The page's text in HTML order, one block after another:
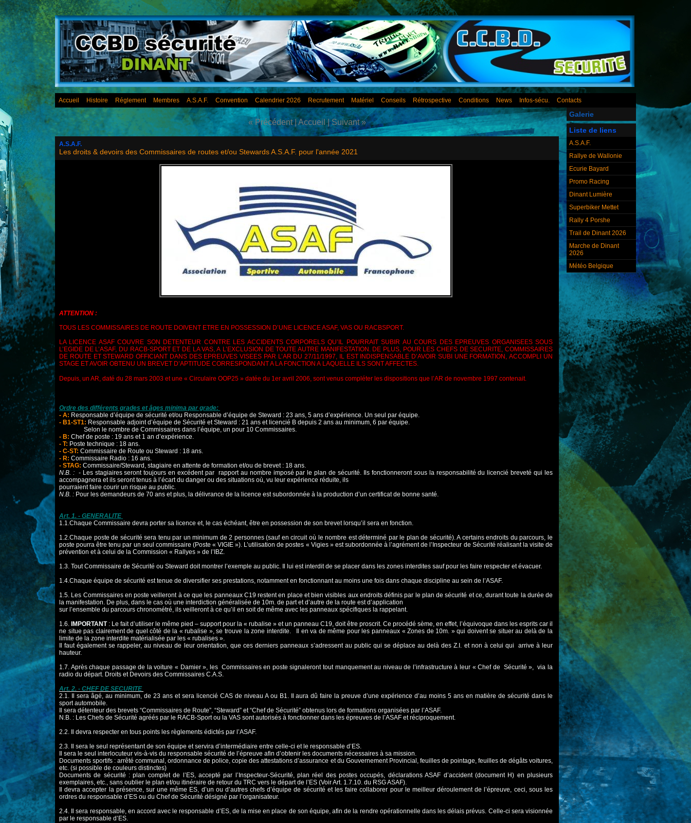
Accueil Histoire Réglement Membres A.S.A.F. Convention Calendrier 2026 Recrutement Matériel Conseils Rétrospective Conditions News Infos-sécu. Contacts
« Précédent |Accueil |Suivant »
A.S.A.F.
Les droits & devoirs des Commissaires de routes et/ou Stewards A.S.A.F. pour l'année 2021
ATTENTION :
TOUS LES COMMISSAIRES DE ROUTE DOIVENT ETRE EN POSSESSION D’UNE LICENCE ASAF, VAS OU RACBSPORT.
LA LICENCE ASAF COUVRE SON DETENTEUR CONTRE LES ACCIDENTS CORPORELS QU’IL POURRAIT SUBIR AUCOURS DES EPREUVES ORGANISEES SOUS
L’EGIDE DE L’ASAF, DU RACB-SPORT ET DE LA VAS, A L’EXCLUSION DE TOUTE AUTRE MANIFESTATION. DE PLUS, POUR LES CHEFS DE SECURITE, COMMISSAIRES
DE ROUTE ET STEWARD OFFICIANT DANS DES EPREUVES VISEES PAR L’AR DU 27/11/1997, IL EST INDISPENSABLE D’AVOIR SUBI UNE FORMATION,ACCOMPLI UN
STAGE ET AVOIR OBTENU UN BREVET D’APTITUDE CORRESPONDANT A LA FONCTION A LAQUELLE ILS SONT AFFECTES.
Depuis, un AR, daté du 28 mars 2003 et une « Circulaire OOP25 » datée du 1er avril 2006, sont venus compléter les dispositions que l’AR de novembre 1997 contenait.
Ordre des différents grades et âges minima par grade:
- A: Responsable d’équipe de sécurité et/ou Responsable d’équipe de Steward : 23 ans, 5 ans d’expérience. Un seul par équipe.
- B1-ST1: Responsable adjoint d’équipe de Sécurité et Steward : 21 ans et licencié B depuis 2 ans au minimum, 6 par équipe.
Selon le nombre de Commissaires dans l’équipe, un pour 10 Commissaires.
- B: Chef de poste : 19 ans et 1 an d’expérience.
- T: Poste technique : 18 ans.
- C-ST: Commissaire de Route ou Steward : 18 ans.
- R: Commissaire Radio : 16 ans.
- STAG: Commissaire/Steward, stagiaire en attente de formation et/ou de brevet : 18 ans.
N.B. :- Les stagiaires seront toujours en excédent par rapport au nombre imposé par le plan desécurité. Ils fonctionneront sous la responsabilité du licencié breveté qui les
accompagnera et ils seront tenus à l’écart du danger ou des situations où, vu leur expérience réduite, ils
pourraient faire courir un risque au public.
N.B. : Pour les demandeurs de 70 ans et plus, la délivrance de la licence est subordonnée à la production d’un certificat de bonne santé.
Art. 1. - GENERALITE
1.1.Chaque Commissaire devra porter sa licence et, le cas échéant, être en possession de son brevet lorsqu’il sera en fonction.
1.2.Chaque poste de sécurité sera tenu par un minimum de 2 personnes (sauf en circuit où le nombre est déterminé par le plan de sécurité). A certains endroits du parcours, le
poste pourra être tenu par un seul commissaire (Poste « VIGIE »). L’utilisation de postes « Vigies » est subordonnée à l’agrémentde l’Inspecteur de Sécurité réalisant la visite de
prévention et à celui de la Commission « Rallyes » de l’IBZ.
1.3. Tout Commissaire de Sécurité ou Steward doit montrer l’exemple au public. Il lui est interdit de se placer dans les zones interdites sauf pour les faire respecter et évacuer.
1.4.Chaque équipe de sécurité est tenue de diversifier ses prestations, notamment en fonctionnant au moins une fois dans chaque discipline au sein de l’ASAF.
1.5. Les Commissaires en poste veilleront à ce que les panneaux C19 restent en place et bien visibles aux endroits définis par le plan de sécurité et ce, durant toute la durée de
la manifestation. De plus, dans le cas où une interdiction généralisée de 10m. de part et d’autre de la route est d’application
sur l’ensemble du parcours chronométré, ils veilleront à ce qu’il en soit de même avec les panneaux spécifiques la rappelant.
1.6. IMPORTANT: Le fait d’utiliser le même pied – support pour la « rubalise » et un panneau C19, doitêtre proscrit. Ce procédé sème, en effet, l’équivoque dans les esprits car il
ne situe pas clairement de quel côté de la « rubalise », se trouve la zone interdite. Il en va de même pour les panneaux « Zones de 10m. » qui doivent se situer au delà de la
limite de la zone interdite matérialisée par les « rubalises ».
Il faut également se rappeler, au niveau de leur orientation, que ces derniers panneaux s’adressent au public qui se déplace au delà des Z.I. et non à celui qui arrive à leur
hauteur.
1.7. Après chaque passage de la voiture « Damier », les Commissaires en poste signaleront tout manquement au niveau de l’infrastructure à leur « Chef de Sécurité », via la
radio du départ. Droits et Devoirs des Commissaires C.A.S.
Art. 2. - CHEF DE SECURITE
2.1. Il sera âgé, au minimum, de 23 ans et sera licencié CAS de niveau A ou B1.
Il aura dû faire la preuve d’une expérience d’au moins 5 ans en matière de sécurité dans le
sportautomobile.
Il sera détenteur des brevets “Commissaires de Route”, “Steward” et “Chef de Sécurité” obtenus lors de formations organisées par l’ASAF.
N.B. : Les Chefs de Sécurité agréés par le RACB-Sport ou la VAS sont autorisés à fonctionner dans les épreuves de l’ASAF et réciproquement.
2.2. Il devra respecter en tous points les règlements édictés par l’ASAF.
2.3. Il sera le seul représentant de son équipe et servira d’intermédiaire entre celle-ci et le responsable d’ES.
Il sera le seul interlocuteur vis-à-vis du responsable sécurité de l’épreuve afin d’obtenir les documents nécessaires à sa mission.
Documents sportifs : arrêté communal, ordonnance de police, copie des attestations d’assurance etdu Gouvernement Provincial, feuilles de pointage, feuilles de dégâts voitures,
etc. (si possible de couleurs distinctes)
Documents de sécurité : plan complet de l’ES, accepté par l’Inspecteur-Sécurité, plan réel despostes occupés, déclarations ASAF d’accident (document H) en plusieurs
exemplaires, etc., sans oublier le plan et/ou itinéraire de retour du TRC vers le départ de l’ES (Voir Art. 1.7.10. du RSG ASAF).
Il devra accepter la présence, sur une même ES, d’un ou d’autres chefs d’équipe de sécurité et lesfaire collaborer pour le meilleur déroulement de l’épreuve, ceci, sous les
ordres du responsable d’ES ou du Chef de Sécurité désigné par l’organisateur.
2.4. Il sera responsable, en accord avec le responsable d’ES, de la mise en place de son équipe, afinde la rendre opérationnelle dans les délais prévus. Celle-ci sera visionnée
par le responsable d’ES.
Galerie
Liste de liens
A.S.A.F.
Rallye de Wallonie
Ecurie Bayard
Promo Racing
Dinant Lumière
Superbiker Mettet
Rally 4 Porshe
Trail de Dinant 2026
Marche de Dinant
2026
Météo Belgique